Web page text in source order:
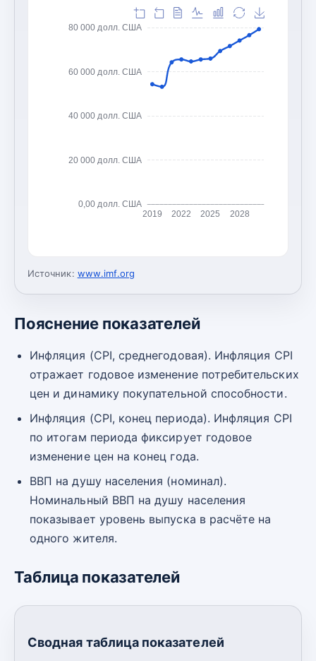
0,00 долл. США
20 000 долл. США
40 000 долл. США
60 000 долл. США
80 000 долл. США
2019 2022 2025 2028
Источник: www.imf.org
Пояснение показателей
Инфляция (CPI, среднегодовая). Инфляция CPI
отражает годовое изменение потребительских
цен и динамику покупательной способности.
Инфляция (CPI, конец периода). Инфляция CPI
по итогам периода фиксирует годовое
изменение цен на конец года.
ВВП на душу населения (номинал).
Номинальный ВВП на душу населения
показывает уровень выпуска в расчёте на
одного жителя.
Таблица показателей
Сводная таблица показателей